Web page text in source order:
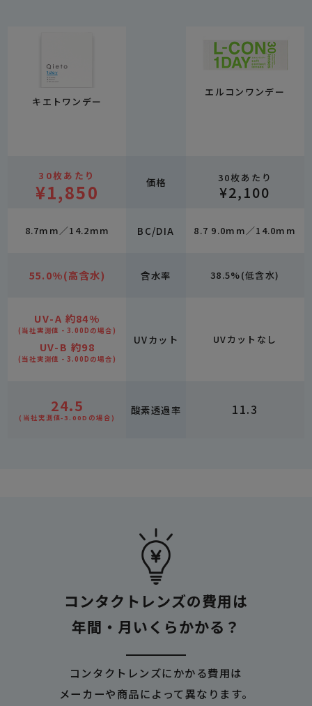
キエトワンデー
30枚あたり
¥1,850
8.7mm／14.2mm
55.0%(高含水)
UV-A 約84%
(当社実測値 - 3.00Dの場合)
UV-B 約98
(当社実測値 - 3.00Dの場合)
24.5
(当社実測値-3.00Dの場合)
価格
BC/DIA
含水率
UVカット
酸素透過率
エルコンワンデー
30枚あたり
¥2,100
8.7 9.0mm／14.0mm
38.5%(低含水)
UVカットなし
11.3
コンタクトレンズの費用は
年間・月いくらかかる？
コンタクトレンズにかかる費用は
メーカーや商品によって異なります。